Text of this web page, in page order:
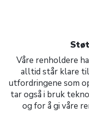
Våre renholdere
alltid står klare til
utfordringene som
tar også i bruk
og for å gi våre